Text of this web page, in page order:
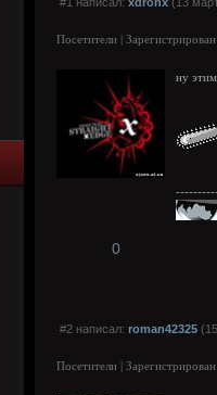
Посетители |
ну этим
0
#2 написал: roman42325
Посетители |